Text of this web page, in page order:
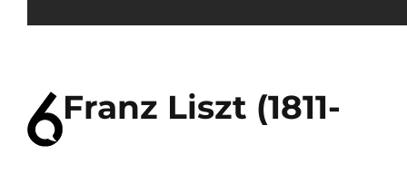
Franz Liszt (1811-